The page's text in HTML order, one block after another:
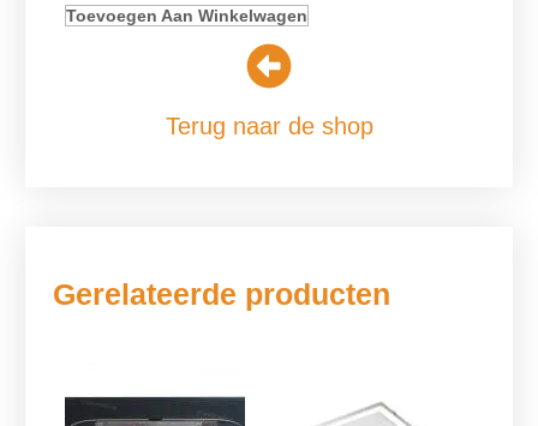
Toevoegen Aan Winkelwagen
Terug naar de shop
Gerelateerde producten